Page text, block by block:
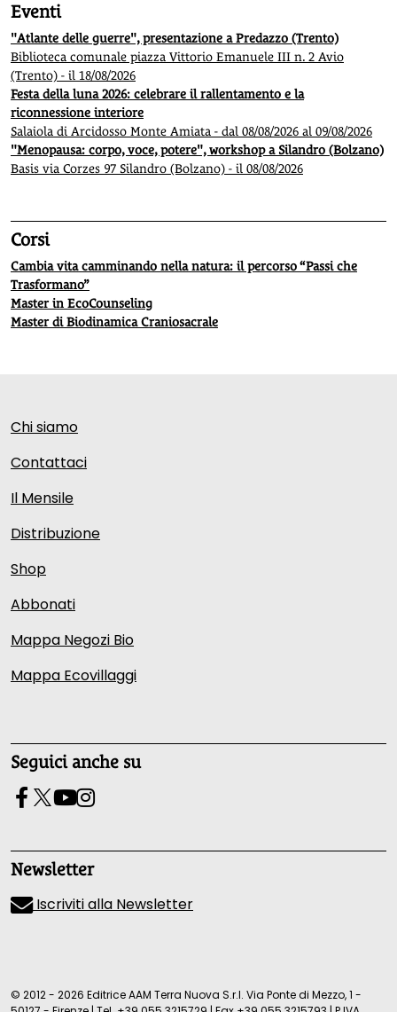
Eventi
"Atlante delle guerre", presentazione a Predazzo (Trento)
Biblioteca comunale piazza Vittorio Emanuele III n. 2 Avio
(Trento) - il 18/08/2026
Festa della luna 2026: celebrare il rallentamento e la
riconnessione interiore
Salaiola di Arcidosso Monte Amiata - dal 08/08/2026 al 09/08/2026
"Menopausa: corpo, voce, potere", workshop a Silandro (Bolzano)
Basis via Corzes 97 Silandro (Bolzano) - il 08/08/2026
Corsi
Cambia vita camminando nella natura: il percorso “Passi che
Trasformano”
Master in EcoCounseling
Master di Biodinamica Craniosacrale
Chi siamo
Contattaci
Il Mensile
Distribuzione
Shop
Abbonati
Mappa Negozi Bio
Mappa Ecovillaggi
Seguici anche su
Newsletter
Iscriviti alla Newsletter
© 2012 - 2026 Editrice AAM Terra Nuova S.r.l. Via Ponte di Mezzo, 1 -